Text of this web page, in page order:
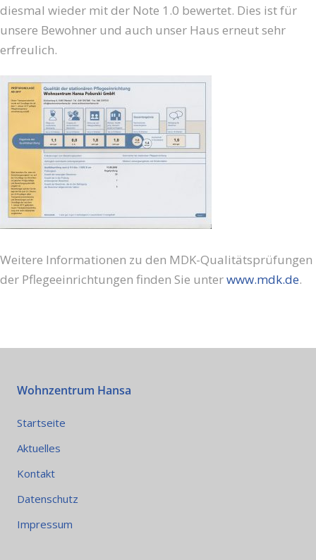
diesmal wieder mit der Note 1.0 bewertet. Dies ist für
unsere Bewohner und auch unser Haus erneut sehr
erfreulich.
Weitere Informationen zu den MDK-Qualitätsprüfungen
der Pflegeeinrichtungen finden Sie unterwww.mdk.de.
Wohnzentrum Hansa
Startseite
Aktuelles
Kontakt
Datenschutz
Impressum